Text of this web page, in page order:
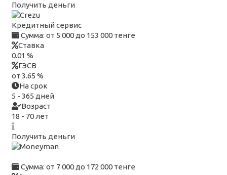
Получить деньги
Кредитный сервис
Сумма: от 5 000 до 153 000 тенге
Ставка
0.01 %
ГЭСВ
от 3.65 %
На срок
5 - 365 дней
Возраст
18 - 70 лет
Получить деньги
Сумма: от 7 000 до 172 000 тенге